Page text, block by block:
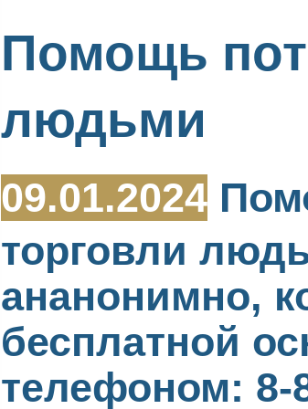
Помощь
людьми
09.01.2024
торговли
ананонимно,
бесплатной
телефоном: 8-